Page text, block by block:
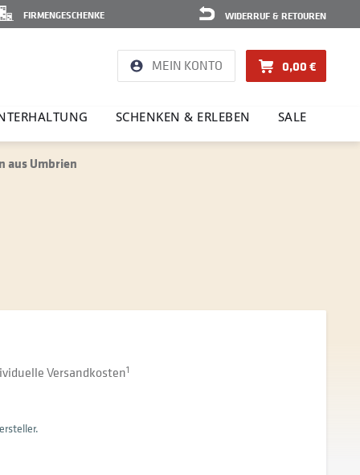
WIDERRUF & RETOUREN
FIRMENGESCHENKE
MEIN KONTO 0,00 €
SCHENKEN & ERLEBEN SALE
aus Umbrien
Versandkosten1